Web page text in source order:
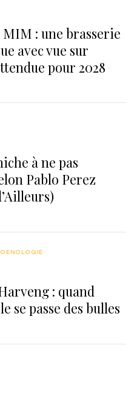
: une brasserie
avec vue sur
pour 2028
à ne pas
Pablo Perez
: quand
se passe des bulles